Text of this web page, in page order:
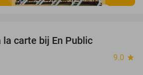
carte bij En Public
9.0 star